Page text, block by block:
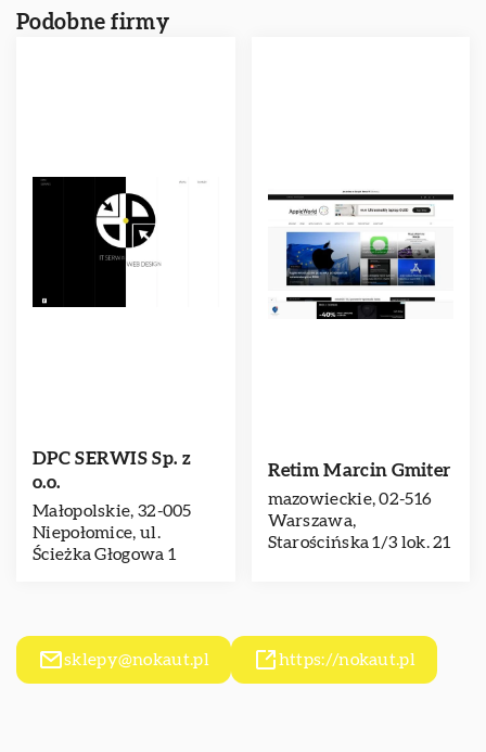
Podobne firmy
DPC SERWIS Sp. z
o.o.
Małopolskie, 32-005
Niepołomice, ul.
Ścieżka Głogowa 1
Retim Marcin Gmiter
mazowieckie, 02-516
Warszawa,
Starościńska 1/3 lok. 21
sklepy@nokaut.pl https://nokaut.pl